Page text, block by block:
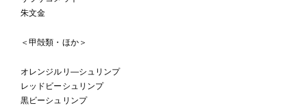
朱文金
＜甲殻類・ほか＞
オレンジルリ―シュリンプ
レッドビーシュリンプ
黒ビーシュリンプ